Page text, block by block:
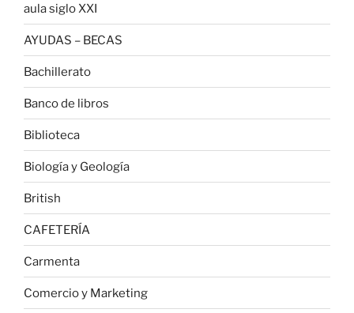
aula siglo XXI
AYUDAS – BECAS
Bachillerato
Banco de libros
Biblioteca
Biología y Geología
British
CAFETERÍA
Carmenta
Comercio y Marketing